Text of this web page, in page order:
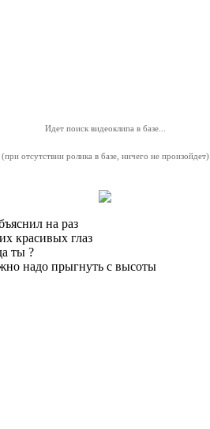
Идет поиск видеоклипа в базе...
(при отсутствии ролика в базе, ничего не произойдет)
на раз
красивых глаз
ты ?
надо прыгнуть с высоты